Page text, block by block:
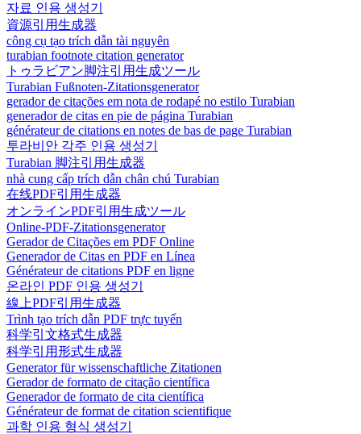
자료 인용 생성기
資源引用生成器
công cụ tạo trích dẫn tài nguyên
turabian footnote citation generator
トゥラビアン脚注引用生成ツール
Turabian Fußnoten-Zitationsgenerator
gerador de citações em nota de rodapé no estilo Turabian
generador de citas en pie de página Turabian
générateur de citations en notes de bas de page Turabian
투라비안 각주 인용 생성기
Turabian 脚注引用生成器
nhà cung cấp trích dẫn chân chú Turabian
在线PDF引用生成器
オンラインPDF引用生成ツール
Online-PDF-Zitationsgenerator
Gerador de Citações em PDF Online
Generador de Citas en PDF en Línea
Générateur de citations PDF en ligne
온라인 PDF 인용 생성기
線上PDF引用生成器
Trình tạo trích dẫn PDF trực tuyến
科学引文格式生成器
科学引用形式生成器
Generator für wissenschaftliche Zitationen
Gerador de formato de citação científica
Generador de formato de cita científica
Générateur de format de citation scientifique
과학 인용 형식 생성기